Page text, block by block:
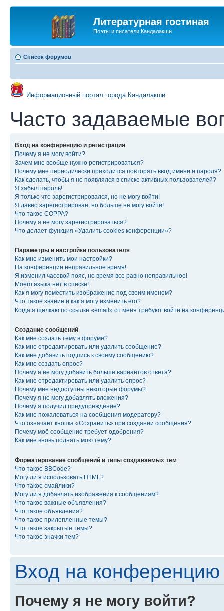
Литературная гостиная
Поэты и писатели Кандалакши
Список форумов
Информационный портал города Кандалакши
Часто задаваемые
Вход на конференцию и регистрация
Почему я не могу войти?
Зачем мне вообще нужно регистрироваться?
Почему мне периодически приходится повторять ввод имени и пароля?
Как сделать, чтобы я не появлялся в списке активных пользователей?
Я забыл пароль!
Я только что зарегистрировался, но не могу войти!
Я давно зарегистрирован, но больше не могу войти!
Что такое COPPA?
Почему я не могу зарегистрироваться?
Что делает функция «Удалить cookies конференции»?
Параметры и настройки пользователя
Как мне изменить мои настройки?
На конференции неправильное время!
Я изменил часовой пояс, но время все равно неправильное!
Моего языка нет в списке!
Как я могу поместить изображение под своим именем?
Что такое звание и как я могу изменить его?
Когда я щёлкаю по ссылке «email» от меня требуют войти на
Создание сообщений
Как мне создать тему в форуме?
Как мне отредактировать или удалить сообщение?
Как мне добавить подпись к своему сообщению?
Как мне создать опрос?
Почему я не могу добавить больше вариантов ответа?
Как мне отредактировать или удалить опрос?
Почему мне недоступны некоторые форумы?
Почему я не могу добавлять вложения?
Почему я получил предупреждение?
Как мне пожаловаться на сообщения модератору?
Что означает кнопка «Сохранить» при создании сообщения?
Почему моё сообщение требует одобрения?
Как мне вновь поднять мою тему?
Форматирование сообщений и типы создаваемых тем
Что такое BBCode?
Могу ли я использовать HTML?
Что такое смайлики?
Могу ли я добавлять изображения к сообщениям?
Что такое важные объявления?
Что такое объявления?
Что такое прилепленные темы?
Что такое закрытые темы?
Что такое значки тем?
Вход на конференцию
Почему я не могу войти?